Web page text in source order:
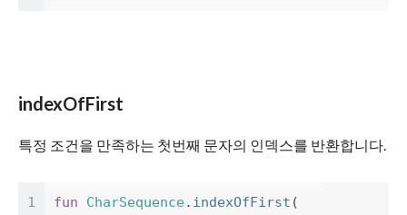
indexOfFirst
특정 조건을 만족하는 첫번째 문자의 인덱스를 반환합니다.
1
fun CharSequence. indexOfFirst (